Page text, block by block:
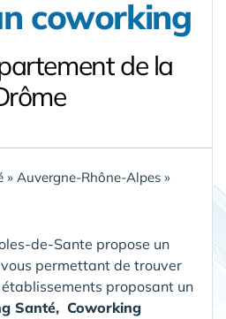
coworking
de la
» Auvergne-Rhône-Alpes »
de-Sante propose un
permettant de trouver
proposant un
Santé, Coworking